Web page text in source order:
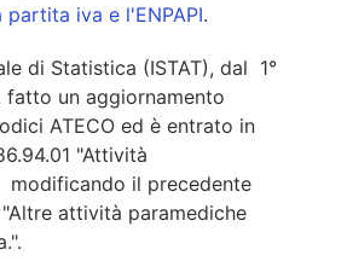
iva e l'ENPAPI.
di Statistica (ISTAT), dal 1°
fatto un aggiornamento
ATECO ed è entrato in
"Attività
modificando il precedente
attività paramediche